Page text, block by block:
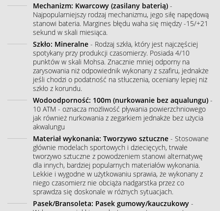
Mechanizm: Kwarcowy (zasilany baterią) -
Najpopularniejszy rodzaj mechanizmu, jego siłę napędową
stanowi bateria. Margines błędu waha się między -15/+21
sekund w skali miesiąca.
Szkło: Mineralne - Rodzaj szkła, który jest najczęściej
spotykany przy produkcji czasomierzy. Posiada 4/10
punktów w skali Mohsa. Znacznie mniej odporny na
zarysowania niż odpowiednik wykonany z szafiru, jednakże
jeśli chodzi o podatność na stłuczenia, oceniany lepiej niż
szkło z korundu.
Wodoodporność: 100m (nurkowanie bez aqualungu) -
10 ATM - oznacza możliwość pływania powierzchniowego
jak również nurkowania z zegarkiem jednakże bez użycia
akwalungu
Materiał wykonania: Tworzywo sztuczne - Stosowane
głównie modelach sportowych i dziecięcych, trwałe
tworzywo sztuczne z powodzeniem stanowi alternatywę
dla innych, bardziej popularnych materiałów wykonania.
Lekkie i wygodne w użytkowaniu sprawia, że wykonany z
niego czasomierz nie obciąża nadgarstka przez co
sprawdza się doskonale w różnych sytuacjach.
Pasek/Bransoleta: Pasek gumowy/kauczukowy -